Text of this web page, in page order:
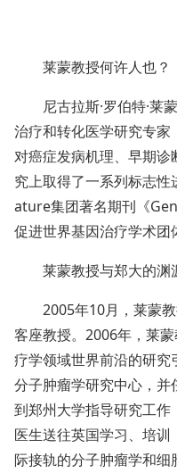
莱蒙教授何许人也？
尼古拉斯·罗伯特·莱
治疗和转化医学研究专
对癌症发病机理、早期
究上取得了一系列标志
ature集团著名期刊《
促进世界基因治疗学术团
莱蒙教授与郑大的渊
2005年10月，莱蒙教
客座教授。2006年，莱
疗学领域世界前沿的研
分子肿瘤学研究中心，
到郑州大学指导研究工
医生送往英国学习、培
际接轨的分子肿瘤学和